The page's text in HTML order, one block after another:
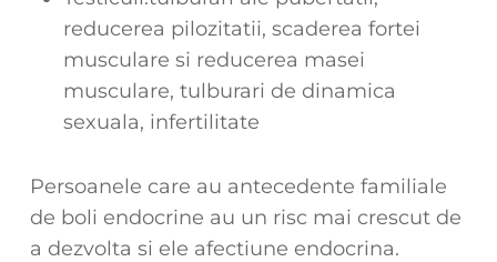
reducerea pilozitatii, scaderea fortei
musculare si reducerea masei
musculare, tulburari de dinamica
sexuala, infertilitate
Persoanele care au antecedente familiale
de boli endocrine au un risc mai crescut de
a dezvolta si ele afectiune endocrina.